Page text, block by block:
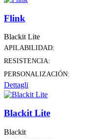
Flink
Blackit Lite
APILABILIDAD:
RESISTENCIA:
PERSONALIZACIÓN:
Dettagli
Blackit Lite
Blackit